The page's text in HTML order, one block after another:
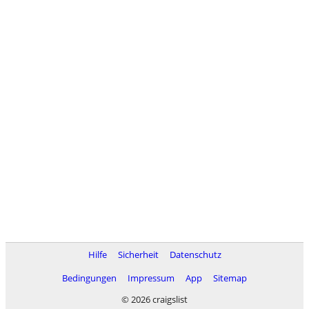
Hilfe Sicherheit
Datenschutz
Bedingungen
Impressum App
Sitemap
© 2026 craigslist